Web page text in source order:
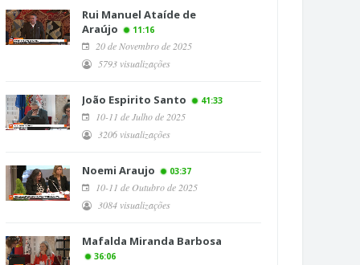
Rui Manuel Ataíde de
Araújo
11:16
20 de Novembro de 2025
5793 visualizações
João Espirito Santo 41:33
10-11 de Julho de 2025
3206 visualizações
Noemi Araujo 03:37
10-11 de Outubro de 2025
3084 visualizações
Mafalda Miranda Barbosa
36:06